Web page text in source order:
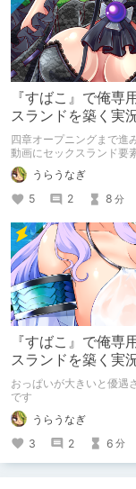
『すばこ』で俺専
スランドを築く実
王の試練場編
四章オープニングまで進
動画にセックスランド要
ありません。でも巨乳は
熟成されたおっぱい。
うらうなぎ
5
2 8 分
『すばこ』で俺専
スランドを築く実
間集め編
おっぱいが大きいと優遇
です
うらうなぎ
3
2 6 分